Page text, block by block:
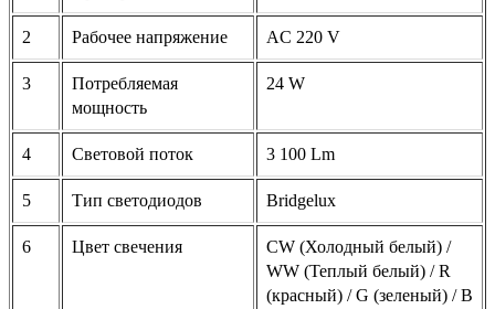
2 Рабочее напряжение AC 220 V
3
Потребляемая
мощность
24 W
4 Световой поток 3 100 Lm
5 Тип светодиодов Bridgelux
6 Цвет свечения
CW (Холодный белый) /
WW (Теплый белый) / R
(красный) / G (зеленый) / B